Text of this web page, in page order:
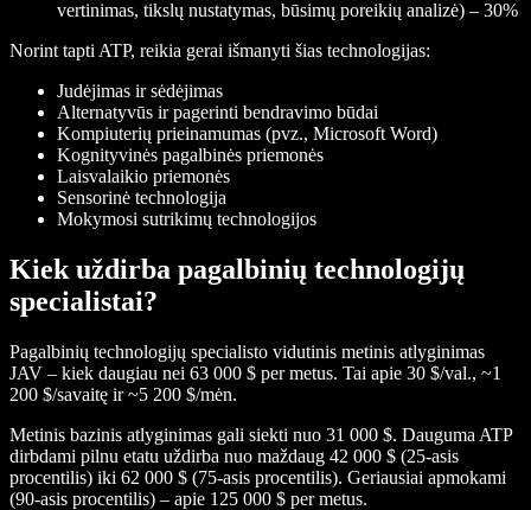
vertinimas, tikslų nustatymas, būsimų poreikių analizė) – 30%
Norint tapti ATP, reikia gerai išmanyti šias technologijas:
Judėjimas ir sėdėjimas
Alternatyvūs ir pagerinti bendravimo būdai
Kompiuterių prieinamumas (pvz., Microsoft Word)
Kognityvinės pagalbinės priemonės
Laisvalaikio priemonės
Sensorinė technologija
Mokymosi sutrikimų technologijos
Kiek uždirba pagalbinių technologijų
specialistai?
Pagalbinių technologijų specialisto vidutinis metinis atlyginimas
JAV – kiek daugiau nei 63 000 $ per metus. Tai apie 30 $/val., ~1
200 $/savaitę ir ~5 200 $/mėn.
Metinis bazinis atlyginimas gali siekti nuo 31 000 $. Dauguma ATP
dirbdami pilnu etatu uždirba nuo maždaug 42 000 $ (25-asis
procentilis) iki 62 000 $ (75-asis procentilis). Geriausiai apmokami
(90-asis procentilis) – apie 125 000 $ per metus.